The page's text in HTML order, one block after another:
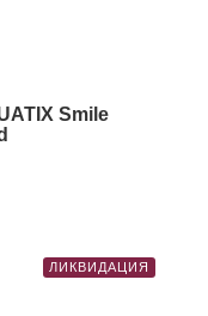
Smile
ЛИКВИДАЦИЯ